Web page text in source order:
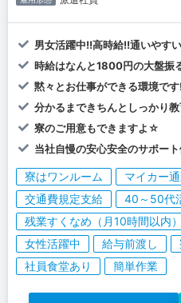
男女活躍中!!高時給!!通いやす
時給はなんと1800円の大盤振
黙々とお仕事ができる環境です!
分かるまできちんとしっかり
寮のご用意もできますよ☆
当社自慢の安心安全のサポー
寮はワンルーム マイカー
交通費規定支給
40～50代
残業すくなめ（月10時間以内）
女性活躍中
給与前渡し
社員食堂あり
簡単作業